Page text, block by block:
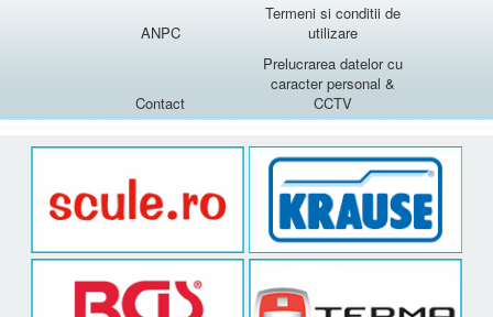
ANPC
Termeni si conditii de
utilizare
Contact
Prelucrarea datelor cu
caracter personal &
CCTV